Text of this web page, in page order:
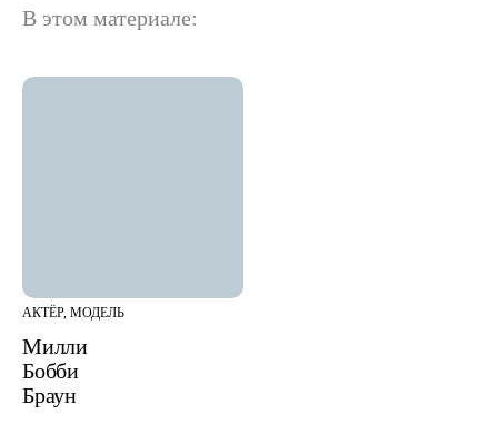
В этом материале:
АКТЁР, МОДЕЛЬ
Милли
Бобби
Браун